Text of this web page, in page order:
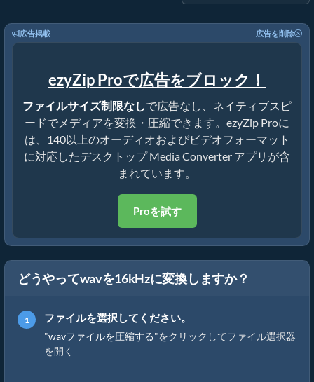
広告掲載 広告を削除
ezyZip Proで広告をブロック！
ファイルサイズ制限なしで広告なし、ネイティブスピ
ードでメディアを変換・圧縮できます。ezyZip Proに
は、140以上のオーディオおよびビデオフォーマット
に対応したデスクトップ Media Converter アプリが含
まれています。
Proを試す
どうやってwavを16kHzに変換しますか？
ファイルを選択してください。
"wavファイルを圧縮する"をクリックしてファイル選択器
を開く